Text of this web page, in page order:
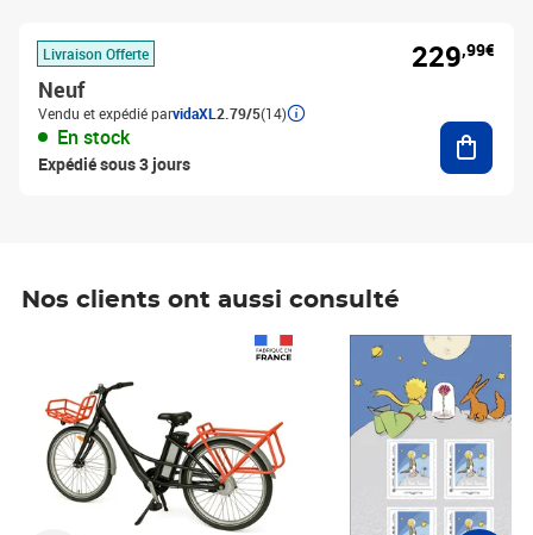
Livraison Offerte
Neuf
Vendu et expédié parvidaXL 2.79/5(14)
En stock
Expédié sous 3 jours
229,99€
Nos clients ont aussi consulté
Prix 7,50€